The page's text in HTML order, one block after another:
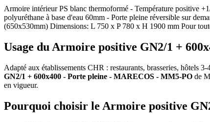
Armoire intérieur PS blanc thermoformé - Température positive
polyuréthane à base d'eau 60mm - Porte pleine réversible sur
(650x530mm) Dimensions: L 750 x P 780 x H 1900 mm Pour
Usage du Armoire positive GN2/1 +
Adapté aux établissements CHR : restaurants, brasseries, hôtels
GN2/1 + 600x400 - Porte pleine - MARECOS - MM5-PO de
en vigueur.
Pourquoi choisir le Armoire positive